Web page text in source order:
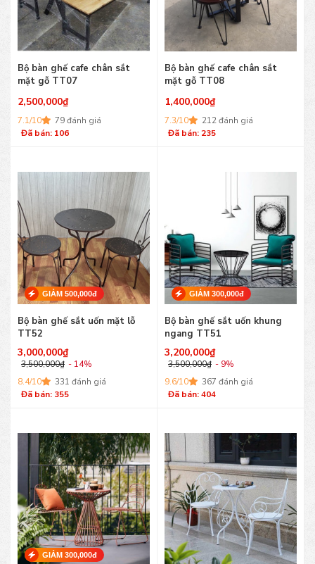
Bộ bàn ghế cafe chân sắt
mặt gỗ TT07
2,500,000₫
7.1/10
79 đánh giá
Đã bán: 106
Bộ bàn ghế cafe chân sắt
mặt gỗ TT08
1,400,000₫
7.3/10
212 đánh giá
Đã bán: 235
GIẢM 500,000đ
Bộ bàn ghế sắt uốn mặt lỗ
TT52
3,500,000₫
3,000,000₫
- 14%
8.4/10
331 đánh giá
Đã bán: 355
GIẢM 300,000đ
Bộ bàn ghế sắt uốn khung
ngang TT51
3,500,000₫
3,200,000₫
- 9%
9.6/10
367 đánh giá
Đã bán: 404
GIẢM 300,000đ